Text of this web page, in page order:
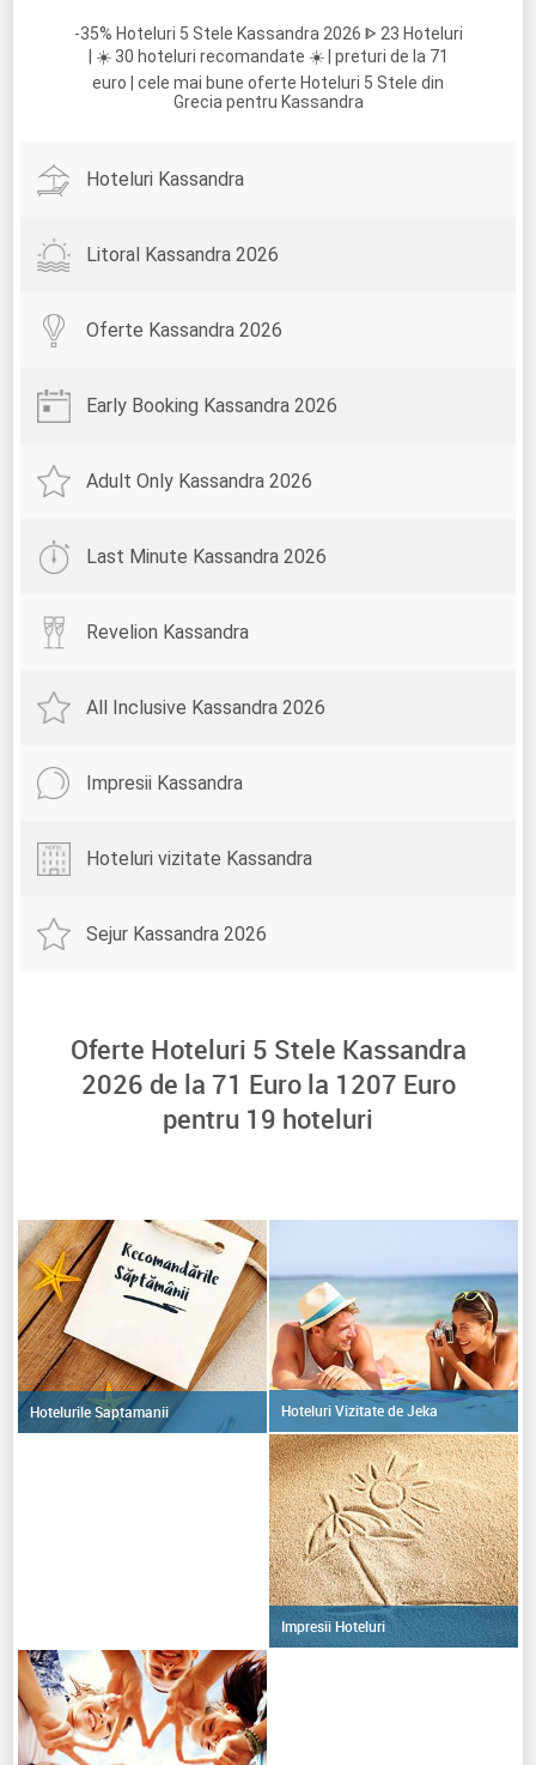
-35% Hoteluri 5 Stele Kassandra 2026 ᐈ 23 Hoteluri
| ☀️ 30 hoteluri recomandate ☀️ | preturi de la 71
euro | cele mai bune oferte Hoteluri 5 Stele din
Grecia pentru Kassandra
Hoteluri Kassandra
Litoral Kassandra 2026
Oferte Kassandra 2026
Early Booking Kassandra 2026
Adult Only Kassandra 2026
Last Minute Kassandra 2026
Revelion Kassandra
All Inclusive Kassandra 2026
Impresii Kassandra
Hoteluri vizitate Kassandra
Sejur Kassandra 2026
Oferte Hoteluri 5 Stele Kassandra
2026 de la 71 Euro la 1207 Euro
pentru 19 hoteluri
Hotelurile Saptamanii Hoteluri Vizitate de Jeka
Impresii Hoteluri